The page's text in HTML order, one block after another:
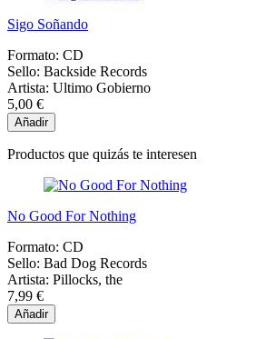
Sigo Soñando
Formato: CD
Sello: Backside Records
Artista: Ultimo Gobierno
5,00 €
Añadir
Productos que quizás te interesen
No Good For Nothing
Formato: CD
Sello: Bad Dog Records
Artista: Pillocks, the
7,99 €
Añadir